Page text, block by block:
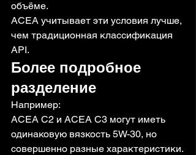
объёме.
ACEA учитывает эти условия лучше,
чем традиционная классификация
API.
Более подробное
разделение
Например:
ACEA C2 и ACEA C3 могут иметь
одинаковую вязкость 5W-30, но
совершенно разные характеристики.